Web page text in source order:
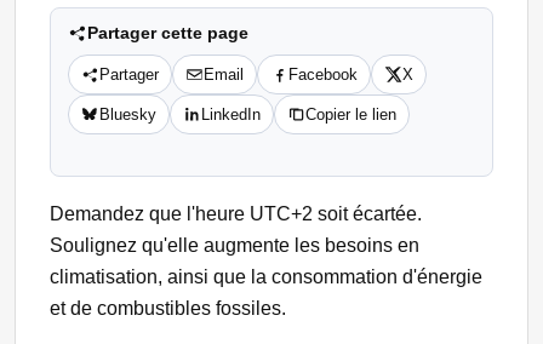
Partager cette page
Partager Email Facebook X
Bluesky LinkedIn Copier le lien
Demandez que l'heure UTC+2 soit écartée.
Soulignez qu'elle augmente les besoins en
climatisation, ainsi que la consommation d'énergie
et de combustibles fossiles.